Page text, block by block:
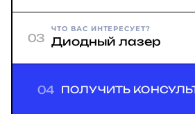
03
ЧТО ВАС ИНТЕРЕСУЕТ?
04 ПОЛУЧИТЬ